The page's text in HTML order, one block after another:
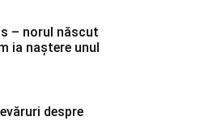
– norul născut
ia naștere unul
despre